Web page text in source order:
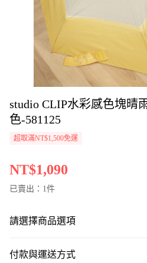
studio CLIP水彩感色塊晴
色-581125
超取滿NT$1,500免運
NT$1,090
已賣出：1件
請選擇商品選項
付款與運送方式